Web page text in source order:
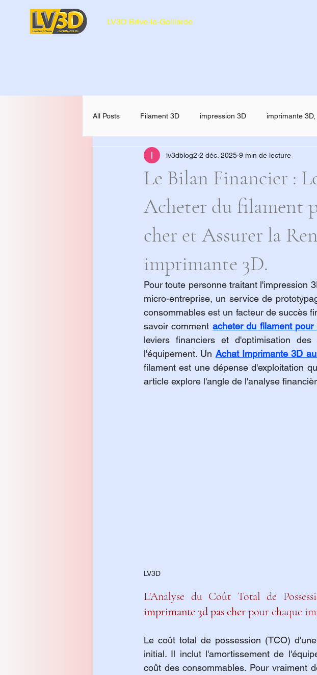
LV3D Brive-la-Gaillarde
All Posts Filament 3D impression 3D imprimante 3D,
CREALITY SPARKX i7 Color Combo creality
Le Bilan Financier :
Acheter du filament
cher et Assurer la
imprimante 3D.
lv3dblog2 2 déc. 2025 9 min de lecture
Pour toute personne traitant l'impression
micro-entreprise, un service de
consommables est un facteur de succès
savoir comment acheter du filament
leviers financiers et d'optimisation
l'équipement. Un Achat Imprimante 3D
filament est une dépense d'exploitation
article explore l'angle de l'analyse
LV3D
L'Analyse du Coût Total de
imprimante 3d pas cher pour chaque
Le coût total de possession (TCO)
initial. Il inclut l'amortissement de
coût des consommables. Pour vraiment